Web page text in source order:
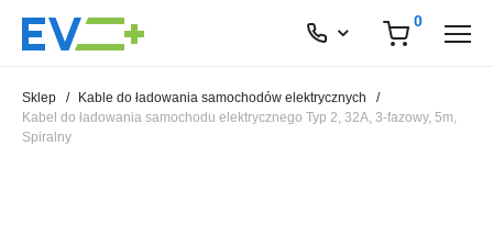
0
Sklep / Kable do ładowania samochodów elektrycznych
/
Kabel do ładowania samochodu elektrycznego Typ 2, 32A, 3-fazowy, 5m,
Spiralny